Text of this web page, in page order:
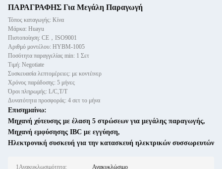
ΠΑΡΑΓΡΑΦΗΣ Για Μεγάλη Παραγωγή
Τόπος καταγωγής: Κίνα
Μάρκα: Huayu
Πιστοποίηση: CE，ISO9001
Αριθμό μοντέλου: HYBM-1005
Ποσότητα παραγγελίας min: 1 Σετ
Τιμή: Negotiate
Συσκευασία λεπτομέρειες: με κοντέινερ
Χρόνος παράδοσης: 5 μήνες
Όροι πληρωμής: L/C,T/T
Δυνατότητα προσφοράς: 4 σετ το μήνα
Επισημαίνω:
Μηχανή χύτευσης με έλαση 5 στρώσεων για μεγάλης παραγωγής,
Μηχανή εμφύσησης IBC με εγγύηση,
Ηλεκτρονική συσκευή για την κατασκευή ηλεκτρικών συσσωρευτών
1Ανακυκλωσιμότητα: Ανακυκλώσιμο